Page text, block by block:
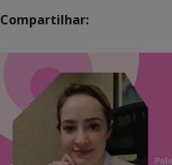
Compartilhar: